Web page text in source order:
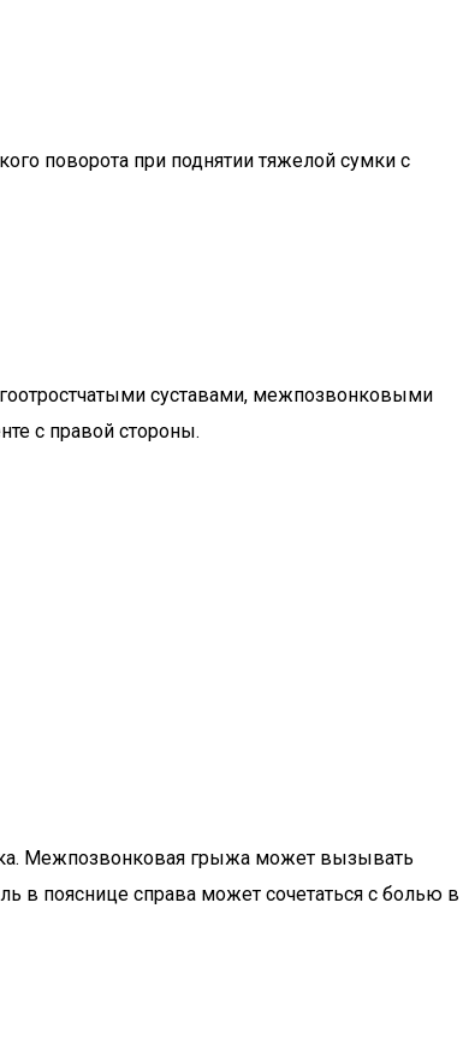
поворота при поднятии тяжелой сумки с
суставами, межпозвонковыми
с правой стороны.
Межпозвонковая грыжа может вызывать
в пояснице справа может сочетаться с болью в